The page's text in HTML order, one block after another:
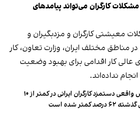
کارگران می‌تواند پیامد‌های
معیشتی کارگران و مزدبگیران و
مناطق مختلف ایران، وزارت تعاون، کار
عالی کار اقدامی برای بهبود وضعیت
نداده‌اند.
ارزش واقعی دستمزد کارگران ایرانی در کمتر از ۱۰
درصد کمتر شده است